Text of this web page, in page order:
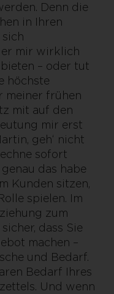
Denn die
in Ihren
er mir wirklich
– oder tut
höchste
meiner frühen
mit auf den
mir erst
geh‘ nicht
sofort
das habe
Kunden sitzen,
spielen. Im
zum
dass Sie
machen –
und Bedarf.
Bedarf Ihres
Und wenn